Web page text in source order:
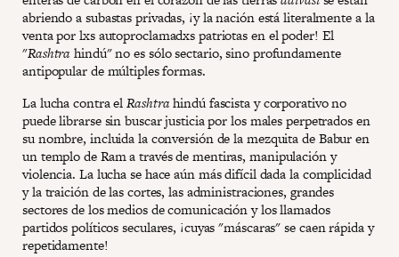
abriendo a subastas privadas, ¡y la nación está literalmente a la
venta por lxs autoproclamadxs patriotas en el poder! El
"Rashtra hindú" no es sólo sectario, sino profundamente
antipopular de múltiples formas.
La lucha contra elRashtrahindú fascista y corporativo no
puede librarse sin buscar justicia por los males perpetrados en
su nombre, incluida la conversión de la mezquita de Babur en
un templo de Ram a través de mentiras, manipulación y
violencia. La lucha se hace aún más difícil dada la complicidad
y la traición de las cortes, las administraciones, grandes
sectores de los medios de comunicación y los llamados
partidos políticos seculares, ¡cuyas "máscaras" se caen rápida y
repetidamente!